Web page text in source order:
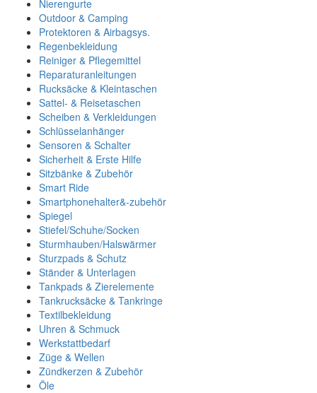
Nierengurte
Outdoor & Camping
Protektoren & Airbagsys.
Regenbekleidung
Reiniger & Pflegemittel
Reparaturanleitungen
Rucksäcke & Kleintaschen
Sattel- & Reisetaschen
Scheiben & Verkleidungen
Schlüsselanhänger
Sensoren & Schalter
Sicherheit & Erste Hilfe
Sitzbänke & Zubehör
Smart Ride
Smartphonehalter&-zubehör
Spiegel
Stiefel/Schuhe/Socken
Sturmhauben/Halswärmer
Sturzpads & Schutz
Ständer & Unterlagen
Tankpads & Zierelemente
Tankrucksäcke & Tankringe
Textilbekleidung
Uhren & Schmuck
Werkstattbedarf
Züge & Wellen
Zündkerzen & Zubehör
Öle